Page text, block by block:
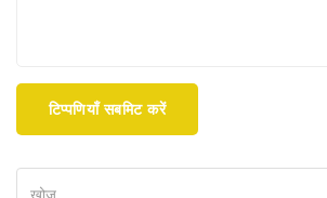
टिप्पणियाँ सबमिट करें